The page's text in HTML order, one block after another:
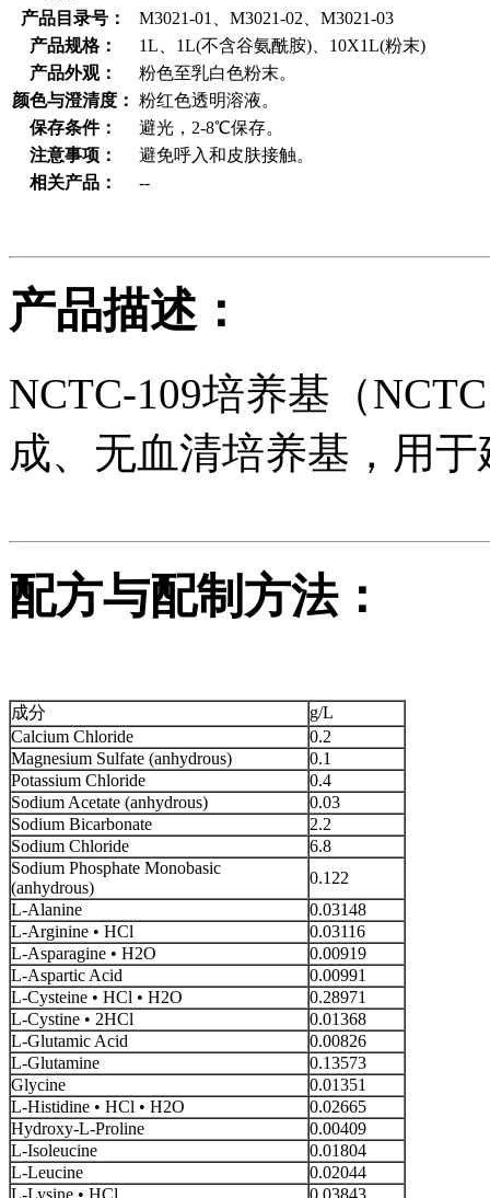
产品目录号：
M3021-01、M3021-02、M3021-03
产品规格：
1L、1L(不含谷氨酰胺)、10X1L(粉末)
产品外观：
粉色至乳白色粉末。
颜色与澄清度： 粉红色透明溶液。
保存条件：
避光，2-8℃保存。
注意事项：
避免呼入和皮肤接触。
相关产品：
--
产品描述：
NCTC-109培养基（
成、无血清培养基，用
配方与配制方法：
成分
g/L
Calcium Chloride
0.2
Magnesium Sulfate (anhydrous)
0.1
Potassium Chloride
0.4
Sodium Acetate (anhydrous)
0.03
Sodium Bicarbonate
2.2
Sodium Chloride
6.8
Sodium Phosphate Monobasic
(anhydrous)
0.122
L-Alanine
0.03148
L-Arginine • HCl
0.03116
L-Asparagine • H2O
0.00919
L-Aspartic Acid
0.00991
L-Cysteine • HCl • H2O
0.28971
L-Cystine • 2HCl
0.01368
L-Glutamic Acid
0.00826
L-Glutamine
0.13573
Glycine
0.01351
L-Histidine • HCl • H2O
0.02665
Hydroxy-L-Proline
0.00409
L-Isoleucine
0.01804
L-Leucine
0.02044